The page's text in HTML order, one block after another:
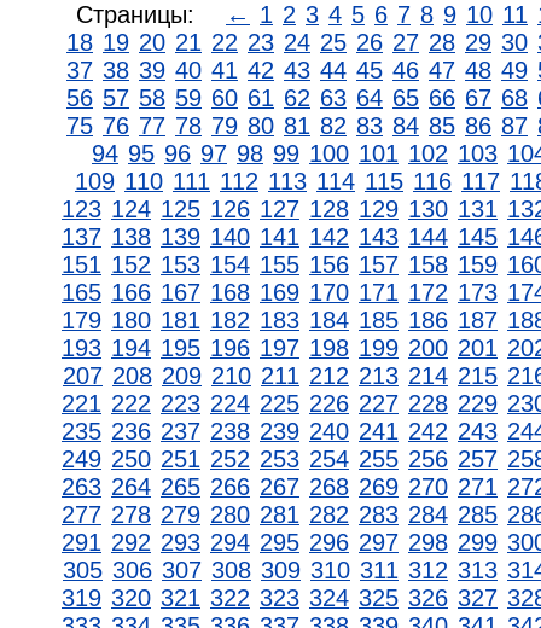
Страницы: ← 1 2 3 4 5 6 7 8 9 10 11
18 19 20 21 22 23 24 25 26 27 28 29 30
37 38 39 40 41 42 43 44 45 46 47 48 49
56 57 58 59 60 61 62 63 64 65 66 67 68
75 76 77 78 79 80 81 82 83 84 85 86 87
94 95 96 97 98 99 100 101 102 103
109 110 111 112 113 114 115 116 117
123 124 125 126 127 128 129 130 131
137 138 139 140 141 142 143 144 145
151 152 153 154 155 156 157 158 159
165 166 167 168 169 170 171 172 173
179 180 181 182 183 184 185 186 187
193 194 195 196 197 198 199 200 201
207 208 209 210 211 212 213 214 215
221 222 223 224 225 226 227 228 229
235 236 237 238 239 240 241 242 243
249 250 251 252 253 254 255 256 257
263 264 265 266 267 268 269 270 271
277 278 279 280 281 282 283 284 285
291 292 293 294 295 296 297 298 299
305 306 307 308 309 310 311 312 313
319 320 321 322 323 324 325 326 327